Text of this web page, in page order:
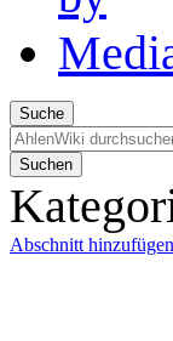
Suche
Suchen
Abschnitt hinzufügen